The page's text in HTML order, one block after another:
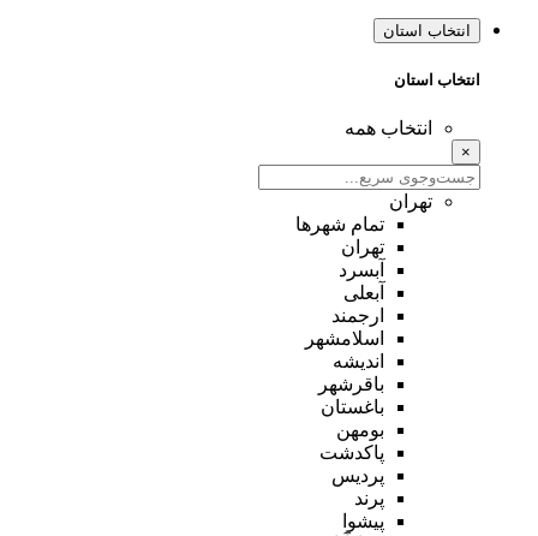
انتخاب استان
انتخاب استان
انتخاب همه
×
تهران
تمام شهر‌ها
تهران
آبسرد
آبعلی
ارجمند
اسلامشهر
اندیشه
باقرشهر
باغستان
بومهن
پاکدشت
پردیس
پرند
پیشوا